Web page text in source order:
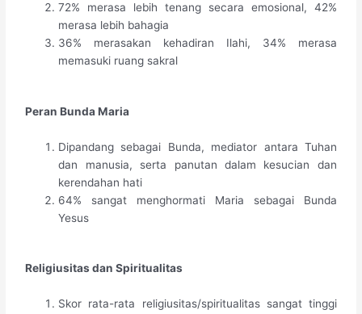
72% merasa lebih tenang secara emosional, 42%
merasa lebih bahagia
36% merasakan kehadiran Ilahi, 34% merasa
memasuki ruang sakral
Peran Bunda Maria
Dipandang sebagai Bunda, mediator antara Tuhan
dan manusia, serta panutan dalam kesucian dan
kerendahan hati
64% sangat menghormati Maria sebagai Bunda
Yesus
Religiusitas dan Spiritualitas
Skor rata-rata religiusitas/spiritualitas sangat tinggi